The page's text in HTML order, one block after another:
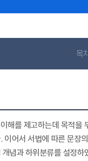
목
해를 제고하는데 목적을
어서 서법에 따른 문장
념과 하위분류를 설정하